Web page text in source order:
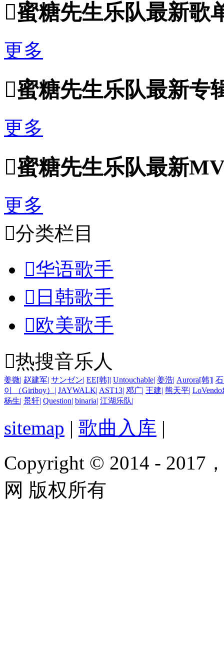
蜜糖先生乐队最新歌
更多
蜜糖先生乐队最新专
更多
蜜糖先生乐队最新
更多
分类栏目
华语歌手
 日韩歌手
欧美歌手
热搜音乐人
姜微| 赵建军| サンゼン| EE[韩]| Untouchable| 姜浩| Aurora[韩]|
이 （Giriboy） | JAYWALK| AST13| 邓广| 王建| 熊天平|
杨生| 景轩| Question| binaria| 江湖乐队|
sitemap | 歌曲入库 |
Copyright © 2014 - 2017
网 版权所有